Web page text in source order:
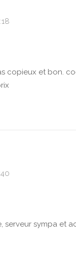
copieux et bon.
serveur sympa et